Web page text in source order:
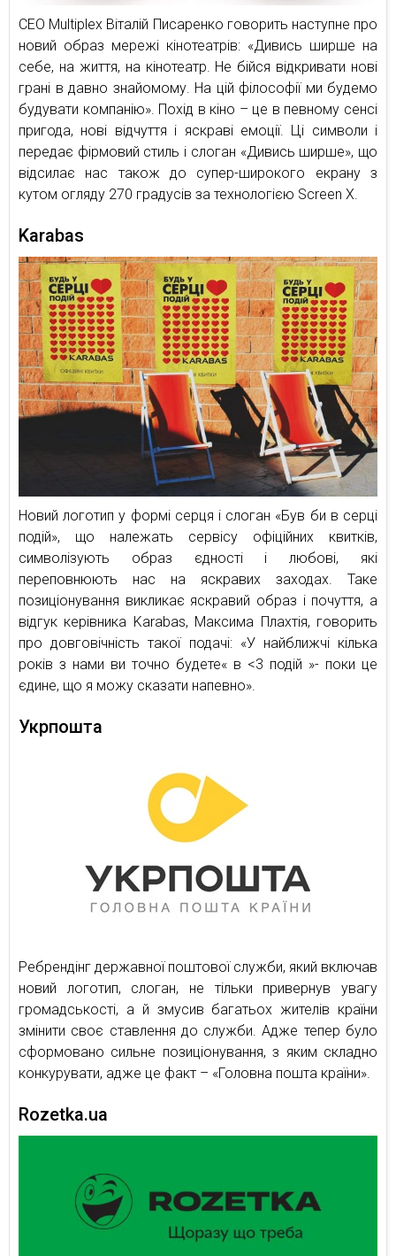
СЕО Multiplex Віталій Писаренко говорить наступне про
новий образ мережі кінотеатрів: «Дивись ширше на
себе, на життя, на кінотеатр. Не бійся відкривати нові
грані в давно знайомому. На цій філософії ми будемо
будувати компанію». Похід в кіно – це в певному сенсі
пригода, нові відчуття і яскраві емоції. Ці символи і
передає фірмовий стиль і слоган «Дивись ширше», що
відсилає нас також до супер-широкого екрану з
кутом огляду 270 градусів за технологією Screen X.
Karabas
Новий логотип у формі серця і слоган «Був би в серці
подій», що належать сервісу офіційних квитків,
символізують образ єдності і любові, які
переповнюють нас на яскравих заходах. Таке
позиціонування викликає яскравий образ і почуття, а
відгук керівника Karabas, Максима Плахтія, говорить
про довговічність такої подачі: «У найближчі кілька
років з нами ви точно будете« в <3 подій »- поки це
єдине, що я можу сказати напевно».
Укрпошта
Ребрендінг державної поштової служби, який включав
новий логотип, слоган, не тільки привернув увагу
громадськості, а й змусив багатьох жителів країни
змінити своє ставлення до служби. Адже тепер було
сформовано сильне позиціонування, з яким складно
конкурувати, адже це факт – «Головна пошта країни».
Rozetka.ua